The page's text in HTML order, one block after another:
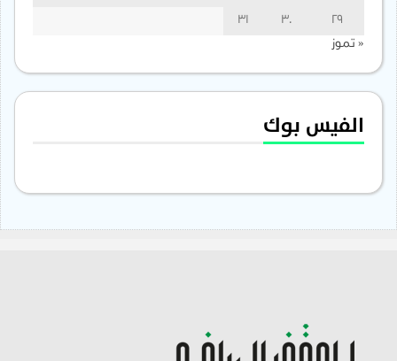
29
30
31
« تموز
الفيس بوك